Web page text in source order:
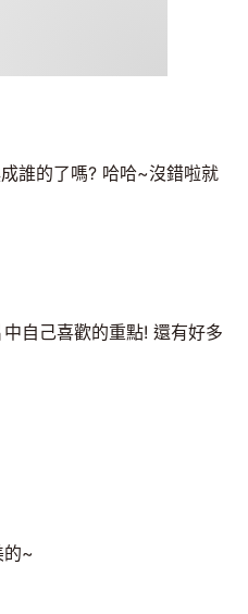
誰的了嗎? 哈哈~沒錯啦就
自己喜歡的重點! 還有好多
的~